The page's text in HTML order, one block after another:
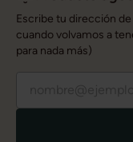
Escribe tu dirección
cuando volvamos a
para nada más)